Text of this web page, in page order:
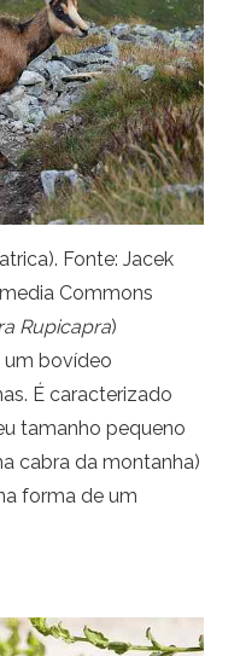
Fonte: Jacek
Commons
Rupicapra)
um bovídeo
É caracterizado
tamanho pequeno
cabra da montanha)
forma de um